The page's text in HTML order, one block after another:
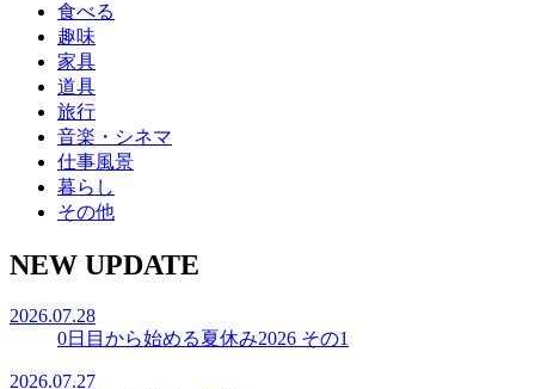
食べる
趣味
家具
道具
旅行
音楽・シネマ
仕事風景
暮らし
その他
NEW UPDATE
2026.07.28
0日目から始める夏休み2026 その1
2026.07.27